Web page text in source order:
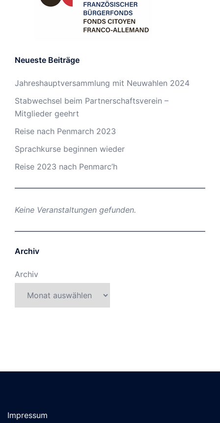
Neueste Beiträge
Jahreshauptversammlung mit Neuwahlen 2024
Stabwechsel beim Partnerschaftsverein –
Mitglieder geehrt
Reise nach Penmarch 2023
Sprachkurse beginnen wieder
Reise 2023 nach Penmarc’h
Keine Veranstaltungen gefunden.
Archiv
Archiv
Impressum